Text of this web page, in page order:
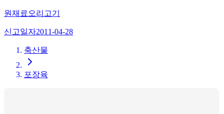
원재료 오리고기
신고일자2011-04-28
축산물
포장육